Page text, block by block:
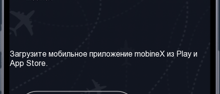
Наши сервисы
Правила и Условия
Загрузите мобильное приложение mobineX из Play и
App Store.